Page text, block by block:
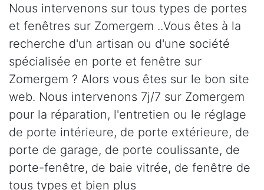
Nous intervenons sur tous types de portes
et fenêtres sur Zomergem ..Vous êtes à la
recherche d'un artisan ou d'une société
spécialisée en porte et fenêtre sur
Zomergem ? Alors vous êtes sur le bon site
web. Nous intervenons 7j/7 sur Zomergem
pour la réparation, l'entretien ou le réglage
de porte intérieure, de porte extérieure, de
porte de garage, de porte coulissante, de
porte-fenêtre, de baie vitrée, de fenêtre de
tous types et bien plus